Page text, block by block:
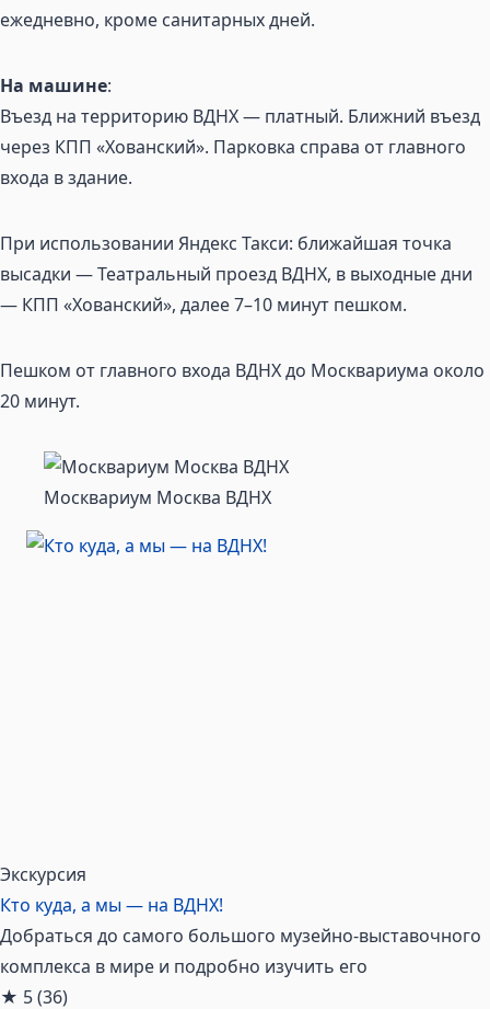
ежедневно, кроме санитарных дней.
На машине:
Въезд на территорию ВДНХ — платный. Ближний въезд
через КПП «Хованский». Парковка справа от главного
входа в здание.
При использовании Яндекс Такси: ближайшая точка
высадки — Театральный проезд ВДНХ, в выходные дни
— КПП «Хованский», далее 7–10 минут пешком.
Пешком от главного входа ВДНХ до Москвариума около
20 минут.
Москвариум Москва ВДНХ
Экскурсия
Кто куда, а мы — на ВДНХ!
Добраться до самого большого музейно-выставочного
комплекса в мире и подробно изучить его
★ 5(36)